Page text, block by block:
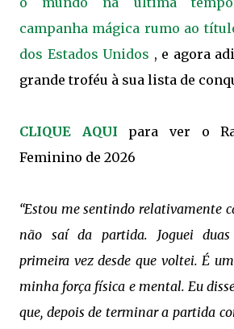
campanha mágica rumo ao
dos Estados Unidos , e agora
grande troféu à sua lista de
CLIQUE AQUI para ver o
Feminino de 2026
“Estou me sentindo relativamente
não saí da partida. Joguei
primeira vez desde que voltei. É
minha força física e mental. Eu
que, depois de terminar a partida